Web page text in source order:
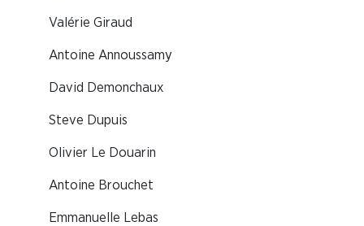
Valérie Giraud
Antoine Annoussamy
David Demonchaux
Steve Dupuis
Olivier Le Douarin
Antoine Brouchet
Emmanuelle Lebas